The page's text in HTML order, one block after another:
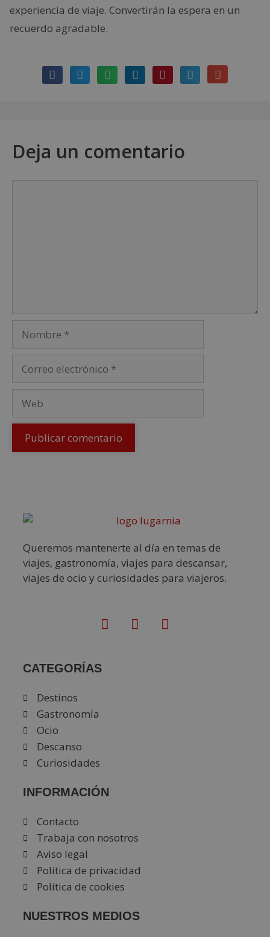
experiencia de viaje. Convertirán la espera en un
recuerdo agradable.
Deja un comentario
Queremos mantenerte al día en temas de
viajes, gastronomía, viajes para descansar,
viajes de ocio y curiosidades para viajeros.
CATEGORÍAS
Destinos
Gastronomía
Ocio
Descanso
Curiosidades
INFORMACIÓN
Contacto
Trabaja con nosotros
Aviso legal
Política de privacidad
Política de cookies
NUESTROS MEDIOS